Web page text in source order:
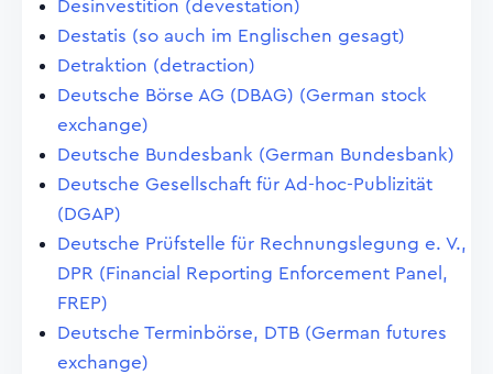
Desinvestition (devestation)
Destatis (so auch im Englischen gesagt)
Detraktion (detraction)
Deutsche Börse AG (DBAG) (German stock
exchange)
Deutsche Bundesbank (German Bundesbank)
Deutsche Gesellschaft für Ad-hoc-Publizität
(DGAP)
Deutsche Prüfstelle für Rechnungslegung e. V.,
DPR (Financial Reporting Enforcement Panel,
FREP)
Deutsche Terminbörse, DTB (German futures
exchange)